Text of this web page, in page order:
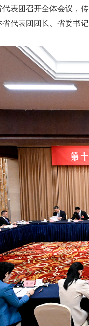
团召开全体会议，传
代表团团长、省委书